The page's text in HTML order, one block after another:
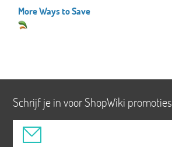
More Ways to Save
Schrijf je in voor ShopWiki promoties